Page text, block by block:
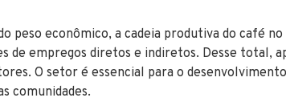
peso econômico, a cadeia produtiva do café
de empregos diretos e indiretos. Desse total,
O setor é essencial para o
comunidades.